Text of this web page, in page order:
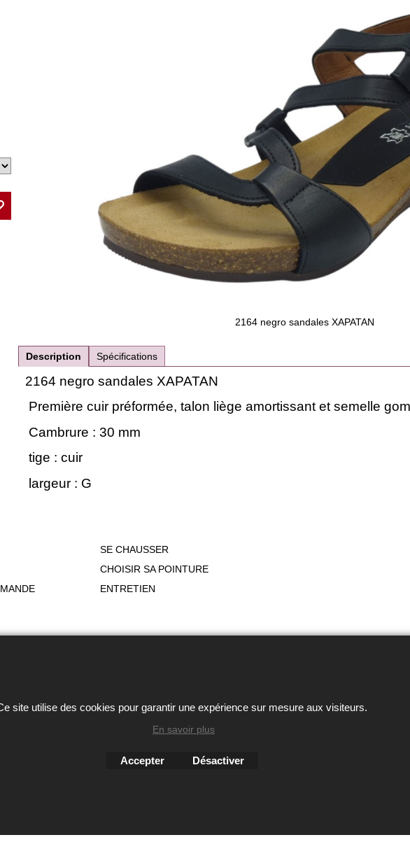
2164 negro sandales XAPATAN
Description Spécifications
2164 negro sandales XAPATAN
Première cuir préformée, talon liège amortissant et semelle
Cambrure : 30 mm
tige : cuir
largeur : G
SE CHAUSSER
CHOISIR SA POINTURE
ENTRETIEN
avec le logiciel
eCommerce ShopFactory
site utilise des cookies pour garantir une expérience sur mesure aux visiteurs.
En savoir plus
Accepter Désactiver